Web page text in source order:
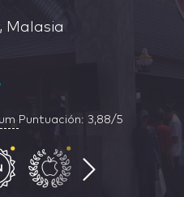
Malasia
Puntuación: 3,88/5